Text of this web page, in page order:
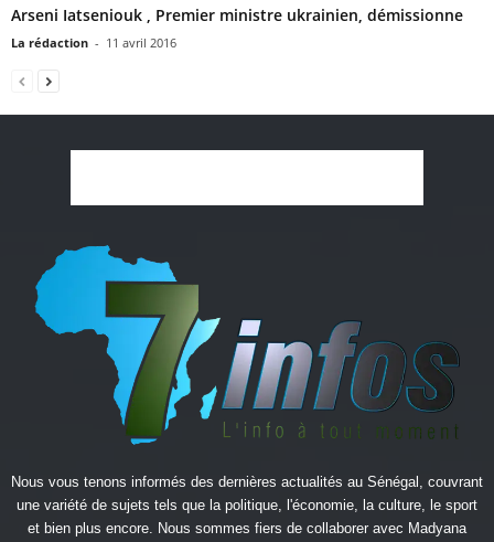
Arseni Iatseniouk , Premier ministre ukrainien, démissionne
La rédaction - 11 avril 2016
Nous vous tenons informés des dernières actualités au Sénégal, couvrant
une variété de sujets tels que la politique, l'économie, la culture, le sport
et bien plus encore. Nous sommes fiers de collaborer avec Madyana